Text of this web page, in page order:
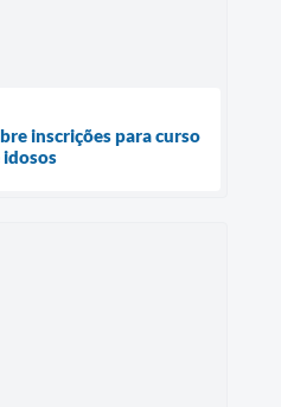
inscrições para curso